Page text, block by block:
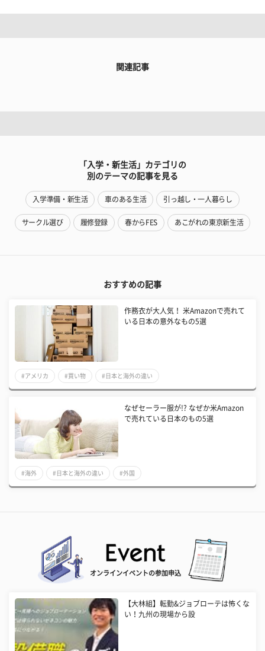
関連記事
「入学・新生活」カテゴリの
別のテーマの記事を見る
入学準備・新生活 車のある生活 引っ越し・一人暮らし
サークル選び 履修登録 春からFES あこがれの東京新生活
おすすめの記事
作務衣が大人気！ 米Amazonで売れて
いる日本の意外なもの5選
#アメリカ #買い物 #日本と海外の違い
なぜセーラー服が!? なぜか米Amazon
で売れている日本のもの5選
#海外 #日本と海外の違い #外国
オンラインイベントの参加申込
【大林組】転勤&ジョブローテは怖くな
い！九州の現場から設